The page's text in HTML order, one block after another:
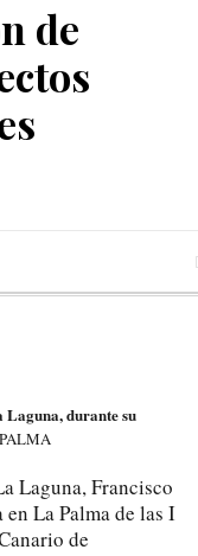
de
durante su
Laguna, Francisco
La Palma de las I
de